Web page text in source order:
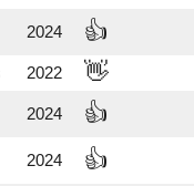
2024 👍
2022 👋
2024 👍
2024 👍